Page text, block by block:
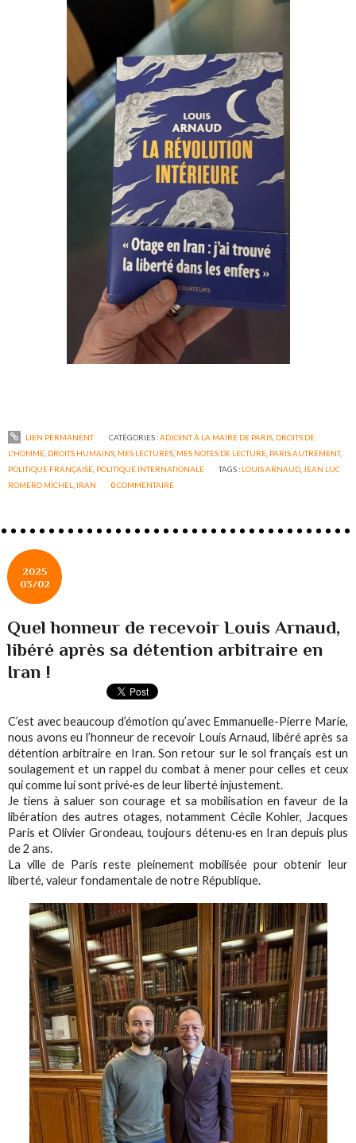
LIEN PERMANENT CATÉGORIES :ADJOINT À LA MAIRE DE PARIS, DROITS DE
L'HOMME DROITS HUMAINS MES LECTURES MES NOTES DE LECTURE PARIS AUTREMENT,
POLITIQUE FRANÇAISE POLITIQUE INTERNATIONALE TAGS : LOUIS ARNAUD JEAN LUC
ROMERO MICHEL
IRAN 0COMMENTAIRE
2025
03/02
Quel honneur de recevoir Louis Arnaud,
libéré après sa détention arbitraire en
Iran !
C’est avec beaucoup d’émotion qu’avec Emmanuelle-Pierre Marie,
nous avons eu l’honneur de recevoir Louis Arnaud, libéré après sa
détention arbitraire en Iran. Son retour sur le sol français est un
soulagement et un rappel du combat à mener pour celles et ceux
qui comme lui sont privé·es de leur liberté injustement.
Je tiens à saluer son courage et sa mobilisation en faveur de la
libération des autres otages, notamment Cécile Kohler, Jacques
Paris et Olivier Grondeau, toujours détenu·es en Iran depuis plus
de 2 ans.
La ville de Paris reste pleinement mobilisée pour obtenir leur
liberté, valeur fondamentale de notre République.